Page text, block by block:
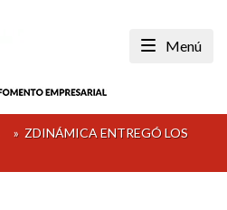
Menú
» ZDINÁMICA ENTREGÓ LOS